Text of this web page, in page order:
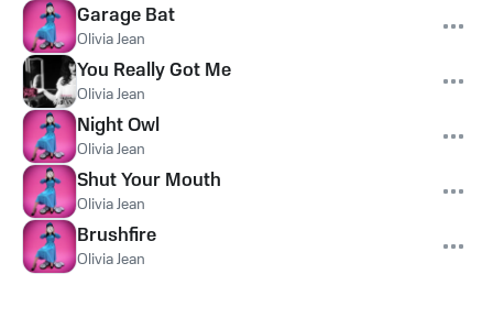
Garage Bat
Olivia Jean
You Really Got Me
Olivia Jean
Night Owl
Olivia Jean
Shut Your Mouth
Olivia Jean
Brushfire
Olivia Jean